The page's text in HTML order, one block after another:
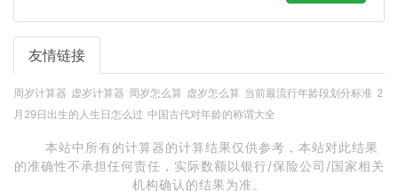
友情链接
周岁计算器 虚岁计算器 周岁怎么算 虚岁怎么算 当前最流行年龄段划分标准 2
月29日出生的人生日怎么过 中国古代对年龄的称谓大全
本站中所有的计算器的计算结果仅供参考，本站对此结果
的准确性不承担任何责任，实际数额以银行/保险公司/国家相关
机构确认的结果为准。